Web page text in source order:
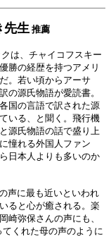
先生 推薦
は、チャイコフスキー
勝の経歴を持つアメリ
。若い頃からアーサ
の源氏物語が愛読書。
国の言語で訳された源
いる、と聞く。飛行機
源氏物語の話で盛り上
憧れる外国人ファン
日本人よりも多いのか
声に最も近いといわれ
ると心が癒される。楽
崎弥保さんの声にも、
くれた母の声のように